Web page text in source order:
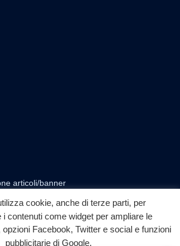
articoli/banner
f ◎ ▶
cookie, anche di terze parti, per
i contenuti come widget per ampliare le
Facebook, Twitter e social e funzioni
pubblicitarie di Google.